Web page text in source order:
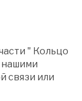
" Кольцо
нашими
связи или